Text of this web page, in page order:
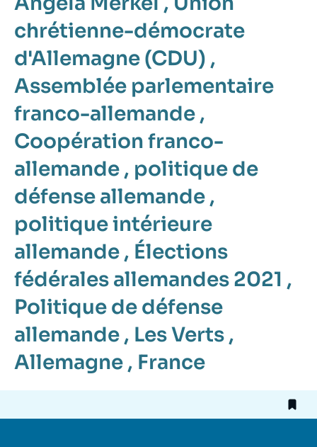
chrétienne-démocrate
d'Allemagne (CDU) ,
Assemblée parlementaire
franco-allemande ,
Coopération franco-
allemande , politique de
défense allemande ,
politique intérieure
allemande , Élections
fédérales allemandes 2021 ,
Politique de défense
allemande , Les Verts ,
Allemagne , France